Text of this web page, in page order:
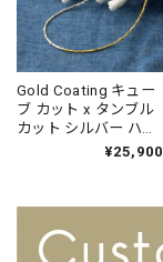
Gold Coating キュー
ブ カット x タンブル
カット シルバー ハー
フ & ハーフ ネックレ
¥25,900